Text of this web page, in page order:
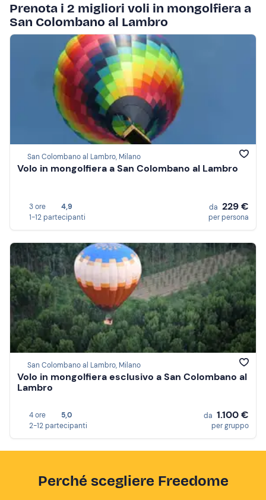
Prenota i 2 migliori voli in mongolfiera a
San Colombano al Lambro
San Colombano al Lambro, Milano
Volo in mongolfiera a San Colombano al Lambro
3 ore
4,9
1-12 partecipanti
da 229 €
per persona
San Colombano al Lambro, Milano
Volo in mongolfiera esclusivo a San Colombano al
Lambro
4 ore
5,0
2-12 partecipanti
da 1.100 €
per gruppo
Perché scegliere Freedome